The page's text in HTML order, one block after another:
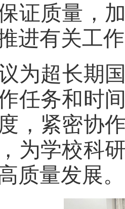
证质量，
进有关工
为超长期
任务和时
，紧密协
为学校科
质量发展。